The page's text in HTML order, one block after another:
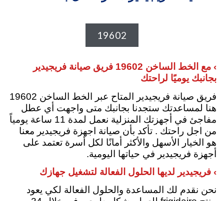
19602
› مع الخط الساخن 19602 فريق صيانة فريجيدير
بجانبك يوميًا لراحتك
فريق صيانة فريجيدير المتاح عبر الخط الساخن 19602
هنا لمساعدتك ستجدنا بجانبك متى واجهت أي عطل
مفاجئ في أجهزتك المنزلية نعمل لمدة 11 ساعة يومياً
من اجل راحتك . تأكد بأن صيانة اجهزة فريجيدير معنا
هو الخيار الأسهل والأكثر أمانًا لكل أسرة تعتمد على
أجهزة فريجيدير في حياتها اليومية.
› فريجيدير لديها الحلول الفعالة لتشغيل جهازك
نحن نقدم لك المساعدة والحلول الفعالة لكي يعود